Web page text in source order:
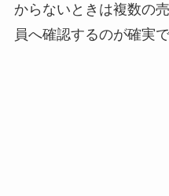
からないときは複数の
員へ確認するのが確実で